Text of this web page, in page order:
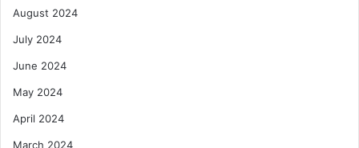
August 2024
July 2024
June 2024
May 2024
April 2024
March 2024